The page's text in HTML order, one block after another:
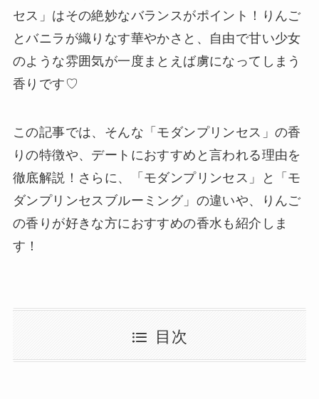
セス」はその絶妙なバランスがポイント！りんご
とバニラが織りなす華やかさと、自由で甘い少女
のような雰囲気が一度まとえば虜になってしまう
香りです♡
この記事では、そんな「モダンプリンセス」の香
りの特徴や、デートにおすすめと言われる理由を
徹底解説！さらに、「モダンプリンセス」と「モ
ダンプリンセスブルーミング」の違いや、りんご
の香りが好きな方におすすめの香水も紹介しま
す！
目次